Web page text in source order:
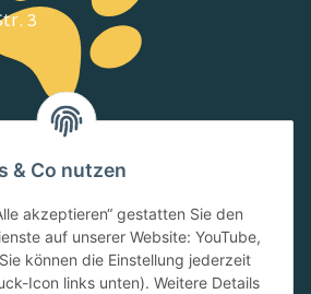
3
& Co nutzen
akzeptieren“ gestatten Sie den
auf unserer Website: YouTube,
können die Einstellung jederzeit
Icon links unten). Weitere Details